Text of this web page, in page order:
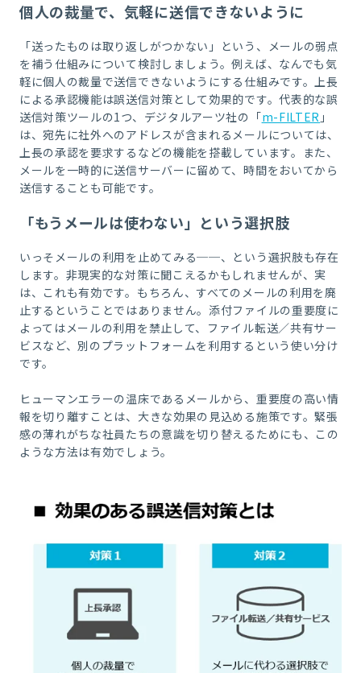
個人の裁量で、気軽に送信できないように
「送ったものは取り返しがつかない」という、メールの弱点
を補う仕組みについて検討しましょう。例えば、なんでも気
軽に個人の裁量で送信できないようにする仕組みです。上長
による承認機能は誤送信対策として効果的です。代表的な誤
送信対策ツールの1つ、デジタルアーツ社の「m-FILTER 」
は、宛先に社外へのアドレスが含まれるメールについては、
上長の承認を要求するなどの機能を搭載しています。また、
メールを一時的に送信サーバーに留めて、時間をおいてから
送信することも可能です。
「もうメールは使わない」という選択肢
いっそメールの利用を止めてみる──、という選択肢も存在
します。非現実的な対策に聞こえるかもしれませんが、実
は、これも有効です。もちろん、すべてのメールの利用を廃
止するということではありません。添付ファイルの重要度に
よってはメールの利用を禁止して、ファイル転送／共有サー
ビスなど、別のプラットフォームを利用するという使い分け
です。
ヒューマンエラーの温床であるメールから、重要度の高い情
報を切り離すことは、大きな効果の見込める施策です。緊張
感の薄れがちな社員たちの意識を切り替えるためにも、この
ような方法は有効でしょう。